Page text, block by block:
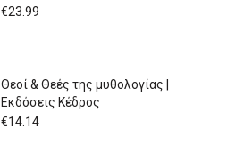
€23.99
Θεοί & Θεές της μυθολογίας |
Εκδόσεις Κέδρος
€14.14